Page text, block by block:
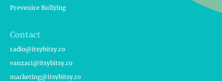
Prevenire Bullying
Contact
radio@itsybitsy.ro
vanzari@itsybitsy.ro
marketing@itsybitsy.ro